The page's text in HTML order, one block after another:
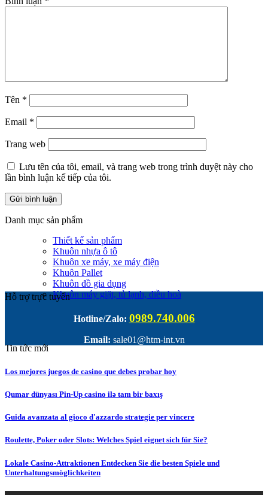
Tên *
Email *
Trang web
Lưu tên của tôi, email, và trang web trong trình duyệt này cho
lần bình luận kế tiếp của tôi.
Danh mục sản phẩm
Thiết kế sản phẩm
Khuôn nhựa ô tô
Khuôn xe máy, xe máy điện
Khuôn Pallet
Khuôn đồ gia dụng
Khuôn máy giặt, tủ lạnh, điều hoà
Hỗ trợ trực tuyến
Hotline/Zalo: 0989.740.006
Email: sale01@htm-int.vn
Tin tức mới
Los mejores juegos de casino que debes probar hoy
Qumar dünyası Pin-Up casino ilə tam bir baxış
Guida avanzata al gioco d'azzardo strategie per vincere
Roulette, Poker oder Slots: Welches Spiel eignet sich für Sie?
Lokale Casino-Attraktionen Entdecken Sie die besten Spiele und
Unterhaltungsmöglichkeiten